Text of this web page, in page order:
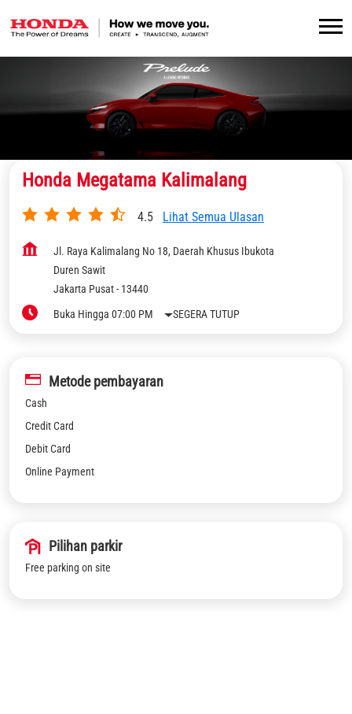
Honda Megatama Kalimalang
4.5 Lihat Semua Ulasan
Jl. Raya Kalimalang No 18, Daerah Khusus Ibukota
Duren Sawit
Jakarta Pusat-13440
Buka Hingga 07:00 PM
SEGERA TUTUP
Metode pembayaran
Cash
Credit Card
Debit Card
Online Payment
Pilihan parkir
Free parking on site